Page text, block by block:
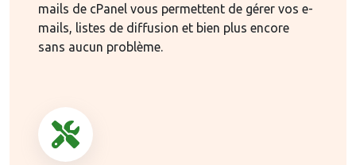
mails de cPanel vous permettent de gérer vos e-
mails, listes de diffusion et bien plus encore
sans aucun problème.